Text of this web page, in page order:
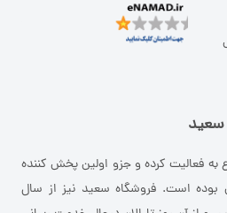
سعید
ما از سال ۱۳۵۰ شروع به فعالیت کرده و جزو اولین پخش کننده
بوده است. فروشگاه سعید نیز از سال